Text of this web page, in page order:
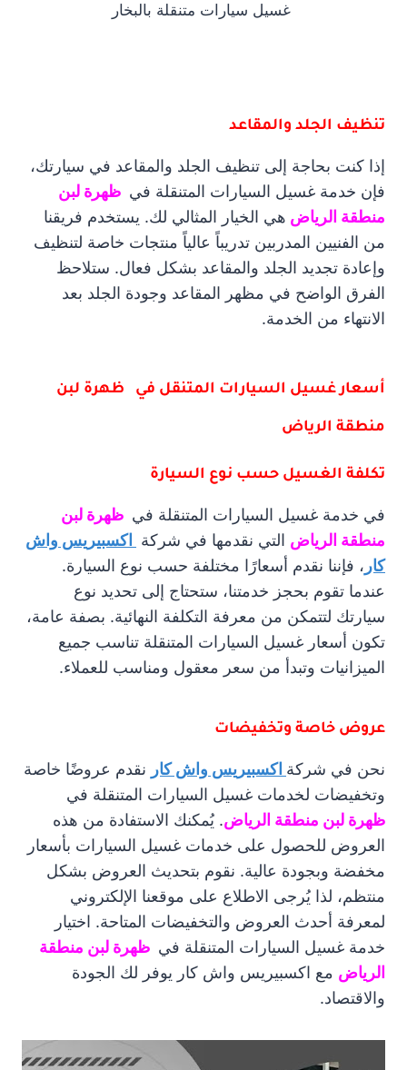
غسيل سيارات متنقلة بالبخار
تنظيف الجلد والمقاعد
إذا كنت بحاجة إلى تنظيف الجلد والمقاعد في سيارتك،
فإن خدمة غسيل السيارات المتنقلة في ظهرة لبن
منطقة الرياض هي الخيار المثالي لك. يستخدم فريقنا
من الفنيين المدربين تدريباً عالياً منتجات خاصة لتنظيف
وإعادة تجديد الجلد والمقاعد بشكل فعال. ستلاحظ
الفرق الواضح في مظهر المقاعد وجودة الجلد بعد
الانتهاء من الخدمة.
أسعار غسيل السيارات المتنقل في ظهرة لبن
منطقة الرياض
تكلفة الغسيل حسب نوع السيارة
في خدمة غسيل السيارات المتنقلة في ظهرة لبن
منطقة الرياض التي نقدمها في شركة اكسبيريس واش
كار ، فإننا نقدم أسعارًا مختلفة حسب نوع السيارة.
عندما تقوم بحجز خدمتنا، ستحتاج إلى تحديد نوع
سيارتك لتتمكن من معرفة التكلفة النهائية. بصفة عامة،
تكون أسعار غسيل السيارات المتنقلة تناسب جميع
الميزانيات وتبدأ من سعر معقول ومناسب للعملاء.
عروض خاصة وتخفيضات
نحن في شركة اكسبيريس واش كار نقدم عروضًا خاصة
وتخفيضات لخدمات غسيل السيارات المتنقلة في
ظهرة لبن منطقة الرياض. يُمكنك الاستفادة من هذه
العروض للحصول على خدمات غسيل السيارات بأسعار
مخفضة وبجودة عالية. نقوم بتحديث العروض بشكل
منتظم، لذا يُرجى الاطلاع على موقعنا الإلكتروني
لمعرفة أحدث العروض والتخفيضات المتاحة. اختيار
خدمة غسيل السيارات المتنقلة في ظهرة لبن منطقة
الرياض مع اكسبيريس واش كار يوفر لك الجودة
والاقتصاد.